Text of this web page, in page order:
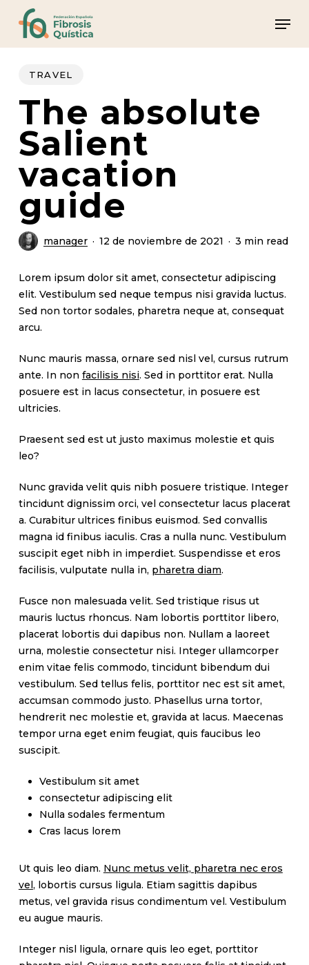
main
TRAVEL
The absolute
Salient
vacation
guide
manager 12 de noviembre de 2021 3 min read
Lorem ipsum dolor sit amet, consectetur adipiscing
elit. Vestibulum sed neque tempus nisi gravida luctus.
Sed non tortor sodales, pharetra neque at, consequat
arcu.
Nunc mauris massa, ornare sed nisl vel, cursus rutrum
ante. In non facilisis nisi. Sed in porttitor erat. Nulla
posuere est in lacus consectetur, in posuere est
ultricies.
Praesent sed est ut justo maximus molestie et quis
leo?
Nunc gravida velit quis nibh posuere tristique. Integer
tincidunt dignissim orci, vel consectetur lacus placerat
a. Curabitur ultrices finibus euismod. Sed convallis
magna id finibus iaculis. Cras a nulla nunc. Vestibulum
suscipit eget nibh in imperdiet. Suspendisse et eros
facilisis, vulputate nulla in, pharetra diam.
Fusce non malesuada velit. Sed tristique risus ut
mauris luctus rhoncus. Nam lobortis porttitor libero,
placerat lobortis dui dapibus non. Nullam a laoreet
urna, molestie consectetur nisi. Integer ullamcorper
enim vitae felis commodo, tincidunt bibendum dui
vestibulum. Sed tellus felis, porttitor nec est sit amet,
accumsan commodo justo. Phasellus urna tortor,
hendrerit nec molestie et, gravida at lacus. Maecenas
tempor urna eget enim feugiat, quis faucibus leo
suscipit.
Vestibulum sit amet
consectetur adipiscing elit
Nulla sodales fermentum
Cras lacus lorem
Ut quis leo diam. Nunc metus velit, pharetra nec eros
vel, lobortis cursus ligula. Etiam sagittis dapibus
metus, vel gravida risus condimentum vel. Vestibulum
eu augue mauris.
Integer nisl ligula, ornare quis leo eget, porttitor